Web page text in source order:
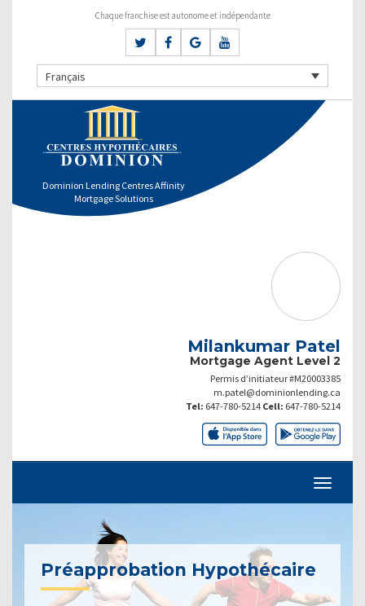
Chaque franchise est autonome et indépendante
Français
Dominion Lending Centres Affinity
Mortgage Solutions
Milankumar Patel
Mortgage Agent Level 2
Permis d’initiateur #M20003385
m.patel@dominionlending.ca
Tel: 647-780-5214 Cell: 647-780-5214
Préapprobation Hypothécaire